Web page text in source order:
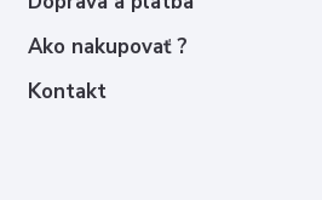
Ako nakupovať ?
Kontakt